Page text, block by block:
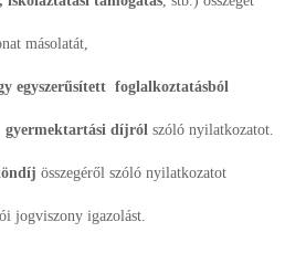
másolatát,
egyszerűsített foglalkoztatásból
gyermektartási díjrólszóló nyilatkozatot.
összegéről szóló nyilatkozatot
jogviszony igazolást.